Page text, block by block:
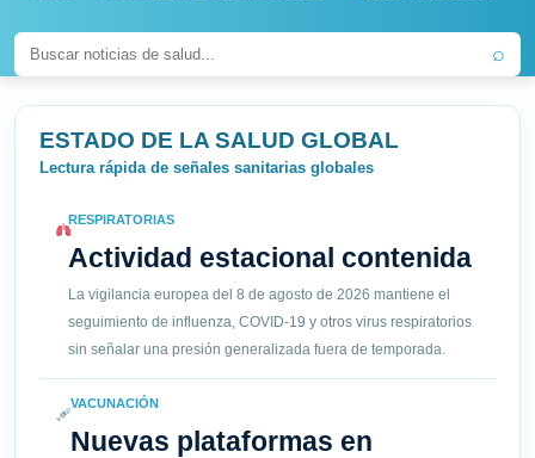
⌕
ESTADO DE LA SALUD GLOBAL
Lectura rápida de señales sanitarias globales
RESPIRATORIAS
Actividad estacional contenida
La vigilancia europea del 8 de agosto de 2026 mantiene el
seguimiento de influenza, COVID-19 y otros virus respiratorios
sin señalar una presión generalizada fuera de temporada.
VACUNACIÓN
Nuevas plataformas en